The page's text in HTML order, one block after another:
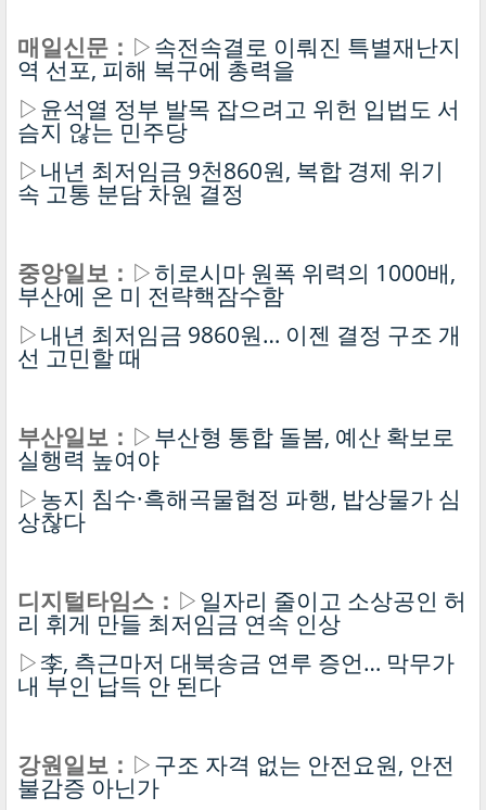
매일신문： ▷속전속결로 이뤄진 특별재난지
역 선포, 피해 복구에 총력을
▷윤석열 정부 발목 잡으려고 위헌 입법도 서
슴지 않는 민주당
▷내년 최저임금 9천860원, 복합 경제 위기
속 고통 분담 차원 결정
중앙일보： ▷히로시마 원폭 위력의 1000배,
부산에 온 미 전략핵잠수함
▷내년 최저임금 9860원… 이젠 결정 구조 개
선 고민할 때
부산일보： ▷부산형 통합 돌봄, 예산 확보로
실행력 높여야
▷농지 침수·흑해곡물협정 파행, 밥상물가 심
상찮다
디지털타임스： ▷일자리 줄이고 소상공인 허
리 휘게 만들 최저임금 연속 인상
▷李, 측근마저 대북송금 연루 증언… 막무가
내 부인 납득 안 된다
강원일보： ▷구조 자격 없는 안전요원, 안전
불감증 아닌가